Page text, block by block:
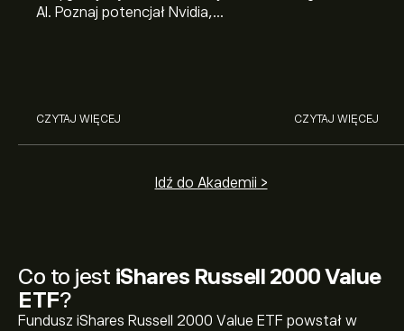
Co to jest iShares Russell 2000 Value
ETF?
Fundusz iShares Russell 2000 Value ETF powstał w
AI. Poznaj potencjał Nvidia,
CZYTAJ WIĘCEJ CZYTAJ WIĘCEJ
Idź do Akademii >
Obecna cena IWN wynosi 225.39‎$‎